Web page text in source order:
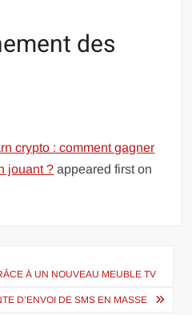
des
crypto : comment gagner
jouant ? appeared first on
À UN NOUVEAU MEUBLE TV
D’ENVOI DE SMS EN MASSE